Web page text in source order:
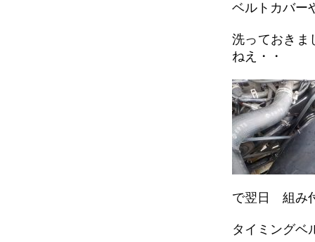
ベルトカバ
洗っておき
ねえ・・
で翌日 組み
タイミングベ